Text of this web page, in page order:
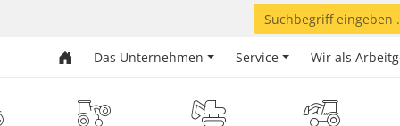
Das Unternehmen Service Wir als